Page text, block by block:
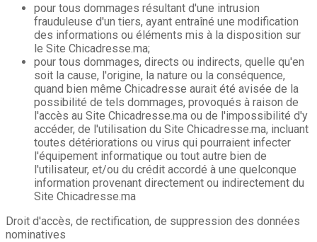
pour tous dommages résultant d'une intrusion
frauduleuse d'un tiers, ayant entraîné une modification
des informations ou éléments mis à la disposition sur
le Site Chicadresse.ma;
pour tous dommages, directs ou indirects, quelle qu'en
soit la cause, l'origine, la nature ou la conséquence,
quand bien même Chicadresse aurait été avisée de la
possibilité de tels dommages, provoqués à raison de
l'accès au Site Chicadresse.ma ou de l'impossibilité d'y
accéder, de l'utilisation du Site Chicadresse.ma, incluant
toutes détériorations ou virus qui pourraient infecter
l'équipement informatique ou tout autre bien de
l'utilisateur, et/ou du crédit accordé à une quelconque
information provenant directement ou indirectement du
Site Chicadresse.ma
Droit d'accès, de rectification, de suppression des données
nominatives